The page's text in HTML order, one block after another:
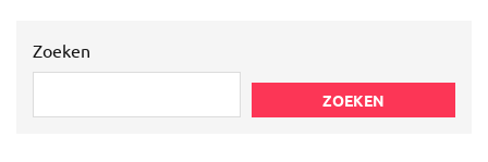
Zoeken
ZOEKEN